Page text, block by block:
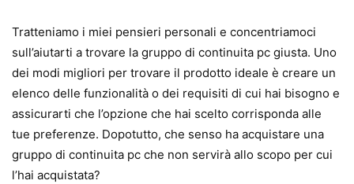
Tratteniamo i miei pensieri personali e concentriamoci
sull’aiutarti a trovare la gruppo di continuita pc giusta. Uno
dei modi migliori per trovare il prodotto ideale è creare un
elenco delle funzionalità o dei requisiti di cui hai bisogno e
assicurarti che l’opzione che hai scelto corrisponda alle
tue preferenze. Dopotutto, che senso ha acquistare una
gruppo di continuita pc che non servirà allo scopo per cui
l’hai acquistata?